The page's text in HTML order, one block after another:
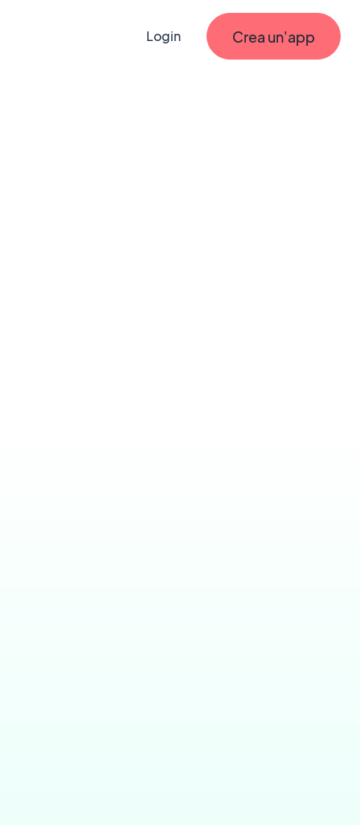
Login Crea un'app